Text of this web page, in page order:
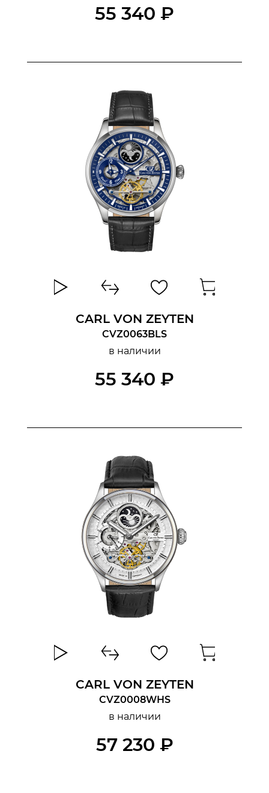
55 340 ₽
CARL VON ZEYTEN
CVZ0063BLS
в наличии
55 340 ₽
CARL VON ZEYTEN
CVZ0008WHS
в наличии
57 230 ₽